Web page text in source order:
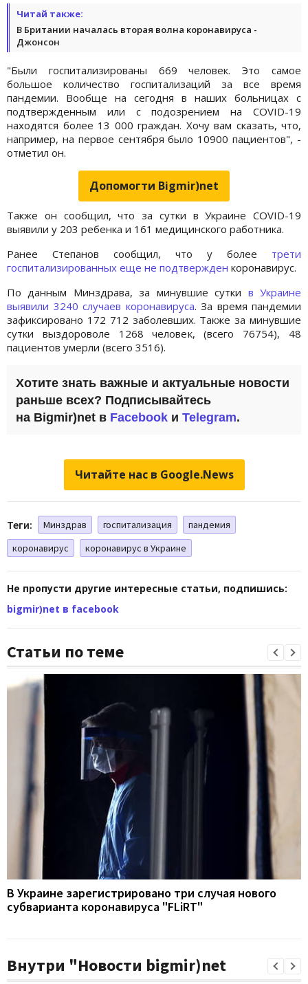
Читай также:
В Британии началась вторая волна коронавируса -
Джонсон
"Были госпитализированы 669 человек. Это самое
большое количество госпитализаций за все время
пандемии. Вообще на сегодня в наших больницах с
подтвержденным или с подозрением на COVID-19
находятся более 13 000 граждан. Хочу вам сказать, что,
например, на первое сентября было 10900 пациентов", -
отметил он.
Допомогти Bigmir)net
Также он сообщил, что за сутки в Украине COVID-19
выявили у 203 ребенка и 161 медицинского работника.
Ранее Степанов сообщил, что у более трети
госпитализированных еще не подтвержден коронавирус.
По данным Минздрава, за минувшие сутки в Украине
выявили 3240 случаев коронавируса. За время пандемии
зафиксировано 172 712 заболевших. Также за минувшие
сутки выздороволе 1268 человек, (всего 76754), 48
пациентов умерли (всего 3516).
Хотите знать важные и актуальные новости
раньше всех? Подписывайтесь
на Bigmir)net в Facebook и Telegram.
Читайте нас в Google.News
Теги: Минздрав госпитализация
пандемия
коронавирус
коронавирус в Украине
Не пропусти другие интересные статьи, подпишись:
bigmir)net в facebook
Статьи по теме
В Украине зарегистрировано три случая нового
субварианта коронавируса "FLiRT"
Внутри "Новости bigmir)net